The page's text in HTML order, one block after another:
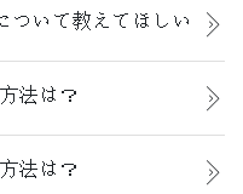
いて教えてほしい
法は？
法は？